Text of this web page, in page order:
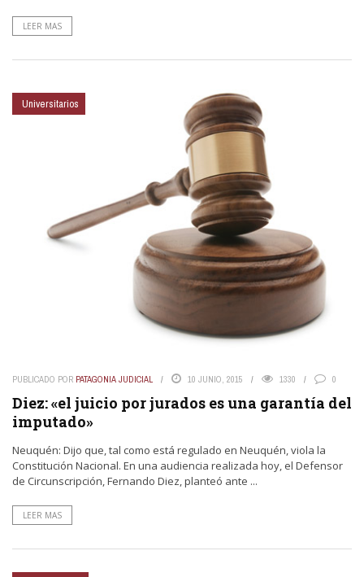
LEER MAS
Universitarios
PUBLICADO POR PATAGONIA JUDICIAL 10 JUNIO, 2015 1330 0
Diez: «el juicio por jurados es una garantía del
imputado»
Neuquén: Dijo que, tal como está regulado en Neuquén, viola la
Constitución Nacional. En una audiencia realizada hoy, el Defensor
de Circunscripción, Fernando Diez, planteó ante ...
LEER MAS